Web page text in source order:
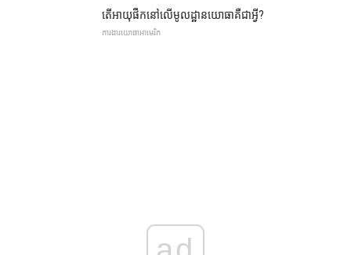
តើអាយុផឹកនៅលើមូលដ្ឋានយោធាគឺជាអ្វី?
ការងារយោធាអាមេរិក